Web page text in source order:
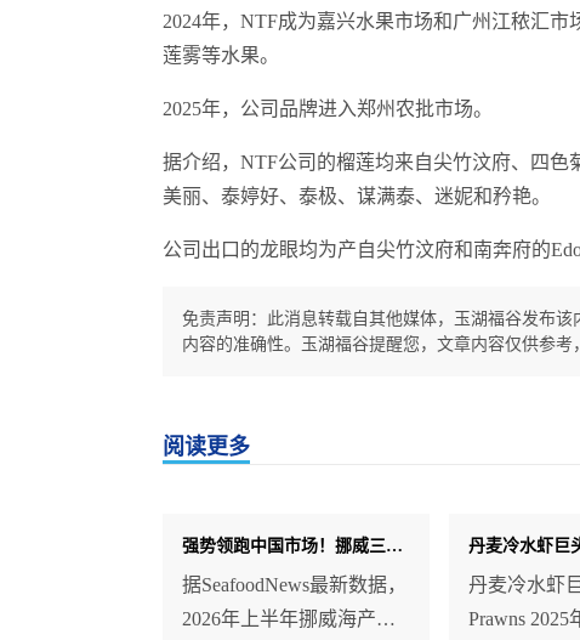
2024年，NTF成为嘉兴水果市场和广州江秾汇市
莲雾等水果。
2025年，公司品牌进入郑州农批市场。
据介绍，NTF公司的榴莲均来自尖竹汶府、四色
美丽、泰婷好、泰极、谋满泰、迷妮和矜艳。
公司出口的龙眼均为产自尖竹汶府和南奔府的
免责声明：此消息转载自其他媒体，玉湖福谷发布
内容的准确性。玉湖福谷提醒您，文章内容仅供参考
阅读更多
强势领跑中国市场！挪威三文鱼对华出口大幅飙升 市场份额突破61%
据SeafoodNews最新数据，
2026年上半年挪威海产品
丹麦冷水虾
Prawns